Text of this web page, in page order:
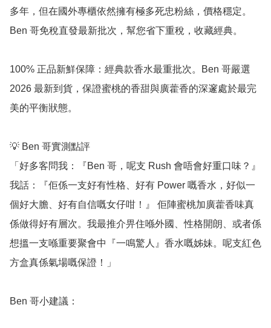
多年，但在國外專櫃依然擁有極多死忠粉絲，價格穩定。
Ben 哥免稅直發最新批次，幫您省下重稅，收藏經典。
100% 正品新鮮保障：經典款香水最重批次。Ben 哥嚴選
2026 最新到貨，保證蜜桃的香甜與廣藿香的深邃處於最完
美的平衡狀態。
💡 Ben 哥實測點評
「好多客問我：『Ben 哥，呢支 Rush 會唔會好重口味？』
我話：『佢係一支好有性格、好有 Power 嘅香水，好似一
個好大膽、好有自信嘅女仔咁！』 佢陣蜜桃加廣藿香味真
係做得好有層次。我最推介畀住喺外國、性格開朗、或者係
想搵一支喺重要聚會中『一鳴驚人』香水嘅姊妹。呢支紅色
方盒真係氣場嘅保證！」
Ben 哥小建議：